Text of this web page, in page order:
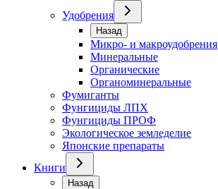
Удобрения
Назад
Микро- и макроудобрения
Минеральные
Органические
Органоминеральные
Фумиганты
Фунгициды ЛПХ
Фунгициды ПРОФ
Экологическое земледелие
Японские препараты
Книги
Назад